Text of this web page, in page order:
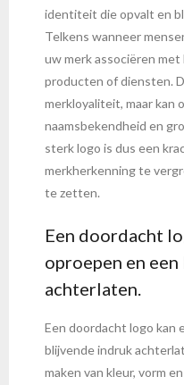
identiteit die opvalt en
Telkens wanneer
uw merk associëren met
producten of diensten.
merkloyaliteit, maar kan
naamsbekendheid en
sterk logo is dus een
merkherkenning te
te zetten.
Een doordacht
oproepen en
achterlaten.
Een doordacht logo kan
blijvende indruk
maken van kleur, vorm